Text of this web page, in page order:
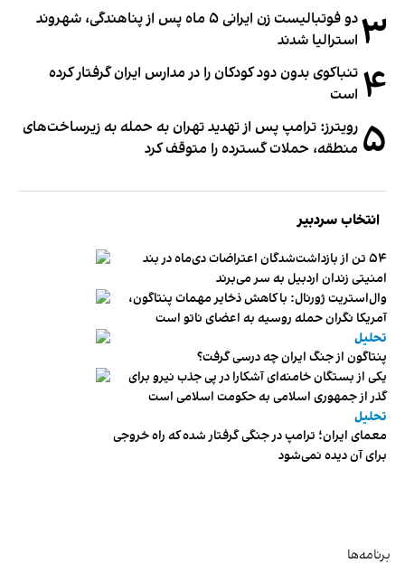
۳
دو فوتبالیست زن ایرانی ۵ ماه پس از پناهندگی، شهروند
استرالیا شدند
۴ تنباکوی بدون دود کودکان را در مدارس ایران گرفتار کرده
است
۵ رویترز: ترامپ پس از تهدید تهران به حمله به زیرساخت‌های
منطقه، حملات گسترده را متوقف کرد
انتخاب سردبیر
۵۴ تن از بازداشت‌شدگان اعتراضات دی‌ماه در بند
امنیتی زندان اردبیل به سر می‌برند
وال‌استریت ژورنال: با کاهش ذخایر مهمات پنتاگون،
آمریکا نگران حمله روسیه به اعضای ناتو‌ است
تحلیل
پنتاگون از جنگ ایران چه درسی گرفت؟
یکی از بستگان خامنه‌ای آشکارا در پی جذب نیرو برای
گذر از جمهوری اسلامی به حکومت اسلامی است
تحلیل
معمای ایران؛ ترامپ در جنگی گرفتار شده که راه خروجی
برای آن دیده نمی‌شود
برنامه‌ها